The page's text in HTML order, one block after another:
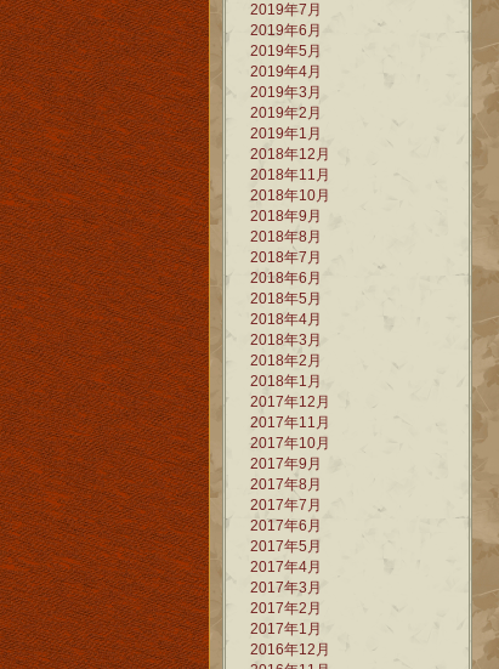
2019年7月
2019年6月
2019年5月
2019年4月
2019年3月
2019年2月
2019年1月
2018年12月
2018年11月
2018年10月
2018年9月
2018年8月
2018年7月
2018年6月
2018年5月
2018年4月
2018年3月
2018年2月
2018年1月
2017年12月
2017年11月
2017年10月
2017年9月
2017年8月
2017年7月
2017年6月
2017年5月
2017年4月
2017年3月
2017年2月
2017年1月
2016年12月